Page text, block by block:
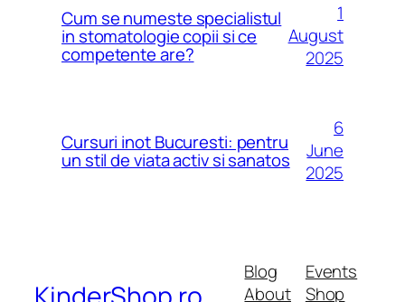
Cum se numeste specialistul
in stomatologie copii si ce
competente are?
1
August
2025
Cursuri inot Bucuresti: pentru
un stil de viata activ si sanatos
6
June
2025
Blog
About
Events
Shop